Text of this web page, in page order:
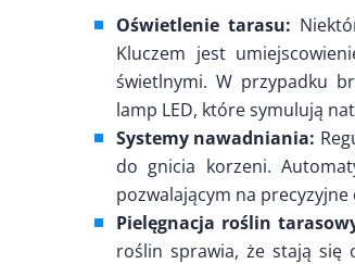
Oświetlenie tarasu:
Kluczem jest
świetlnymi. W przypadku
lamp LED, które symulują
Systemy nawadniania:
do gnicia korzeni.
pozwalającym na
Pielęgnacja roślin
roślin sprawia, że stają się